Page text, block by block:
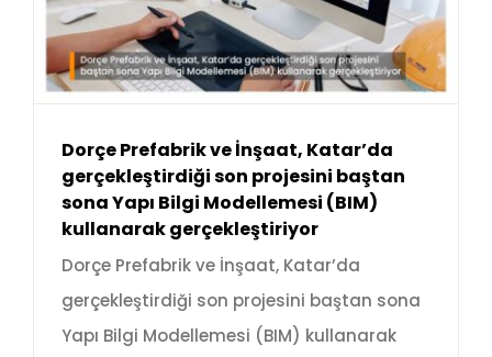
Dorçe Prefabrik ve İnşaat, Katar’da
gerçekleştirdiği son projesini baştan
sona Yapı Bilgi Modellemesi (BIM)
kullanarak gerçekleştiriyor
Dorçe Prefabrik ve İnşaat, Katar’da
gerçekleştirdiği son projesini baştan sona
Yapı Bilgi Modellemesi (BIM) kullanarak